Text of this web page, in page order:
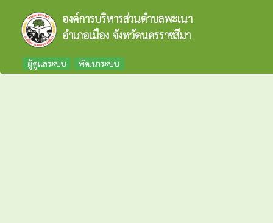
องค์การบริหารส่วนตำบลพะเนา
อำเภอเมือง จังหวัดนครราชสีมา
ผู้ดูแลระบบ พัฒนาระบบ